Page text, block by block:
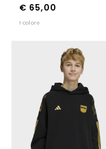
€ 65,00
1 colore